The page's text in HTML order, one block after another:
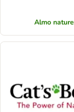
Almo nature